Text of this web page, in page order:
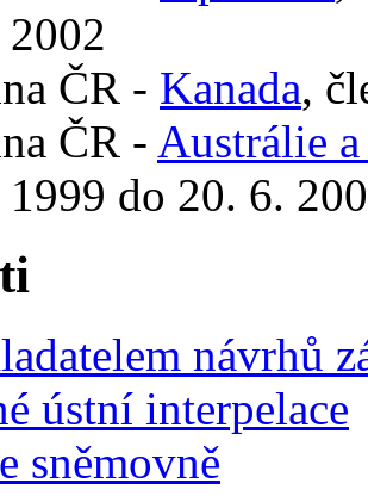
ČR - Kanada,
ČR - Austrálie
1999 do 20. 6.
návrhů
ústní interpelace
sněmovně